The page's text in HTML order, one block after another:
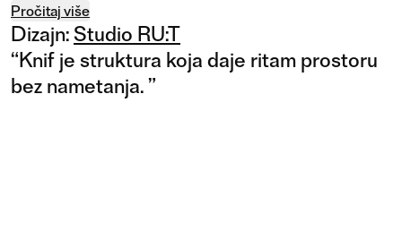
Pročitaj više
Dizajn: Studio RU:T
“Knif je struktura koja daje ritam prostoru
bez nametanja.”